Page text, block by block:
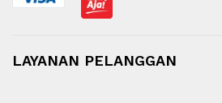
LAYANAN PELANGGAN